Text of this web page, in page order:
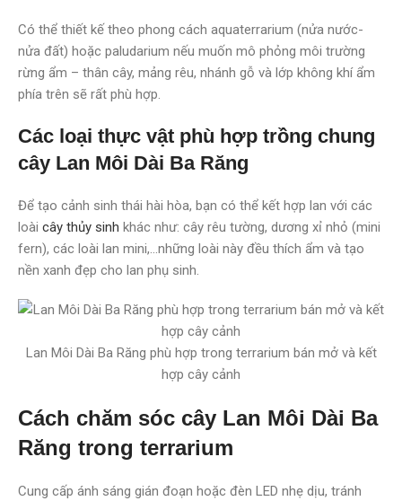
Có thể thiết kế theo phong cách aquaterrarium (nửa nước-
nửa đất) hoặc paludarium nếu muốn mô phỏng môi trường
rừng ẩm – thân cây, mảng rêu, nhánh gỗ và lớp không khí ẩm
phía trên sẽ rất phù hợp.
Các loại thực vật phù hợp trồng chung
cây Lan Môi Dài Ba Răng
Để tạo cảnh sinh thái hài hòa, bạn có thể kết hợp lan với các
loài cây thủy sinh khác như: cây rêu tường, dương xỉ nhỏ (mini
fern), các loài lan mini,…những loài này đều thích ẩm và tạo
nền xanh đẹp cho lan phụ sinh.
Lan Môi Dài Ba Răng phù hợp trong terrarium bán mở và kết
hợp cây cảnh
Cách chăm sóc cây Lan Môi Dài Ba
Răng trong terrarium
Cung cấp ánh sáng gián đoạn hoặc đèn LED nhẹ dịu, tránh